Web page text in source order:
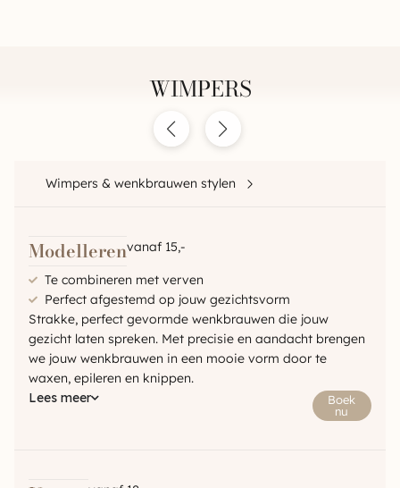
WIMPERS
Wimpers & wenkbrauwen stylen
Modellerenvanaf 15,-
Te combineren met verven
Perfect afgestemd op jouw gezichtsvorm
Strakke, perfect gevormde wenkbrauwen die jouw
gezicht laten spreken. Met precisie en aandacht brengen
we jouw wenkbrauwen in een mooie vorm door te
waxen, epileren en knippen.
Lees meer
Boek
nu